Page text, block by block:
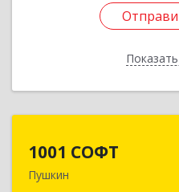
1001 СОФТ
Пушкин